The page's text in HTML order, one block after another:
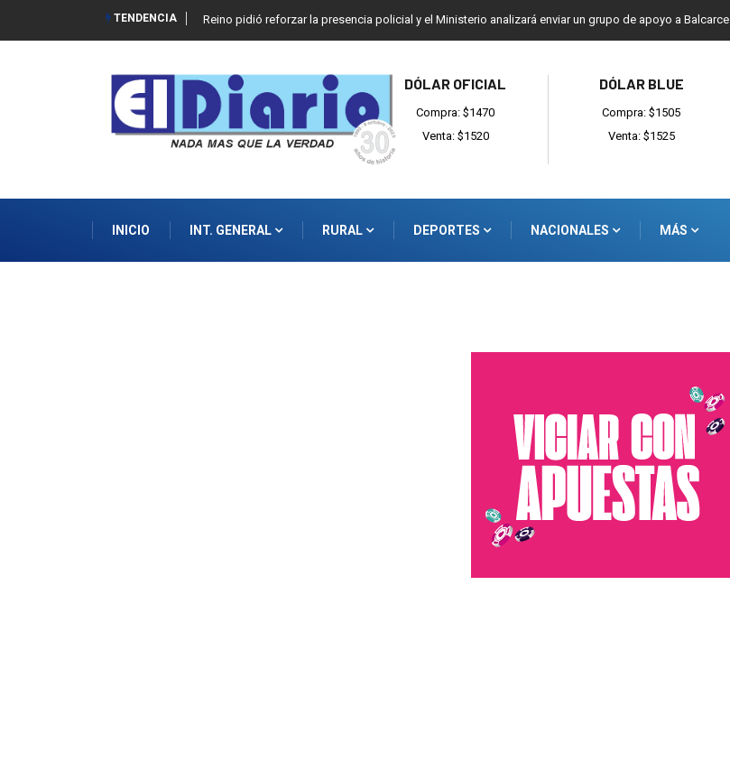
TENDENCIA Reino pidió reforzar la presencia policial y el Ministerio analizará enviar un grupo de apoyo a Balcarce
DÓLAR OFICIAL
Compra: $1470
Venta: $1520
DÓLAR BLUE
Compra: $1505
Venta: $1525
INICIO INT. GENERAL RURAL DEPORTES NACIONALES MÁS